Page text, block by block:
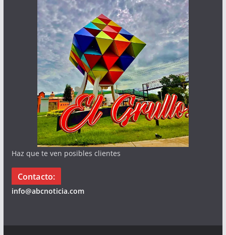
Haz que te ven posibles clientes
Contacto:
info@abcnoticia.com